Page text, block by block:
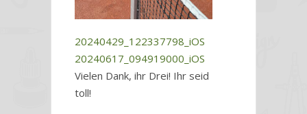
20240429_122337798_iOS
20240617_094919000_iOS
Vielen Dank, ihr Drei! Ihr seid
toll!